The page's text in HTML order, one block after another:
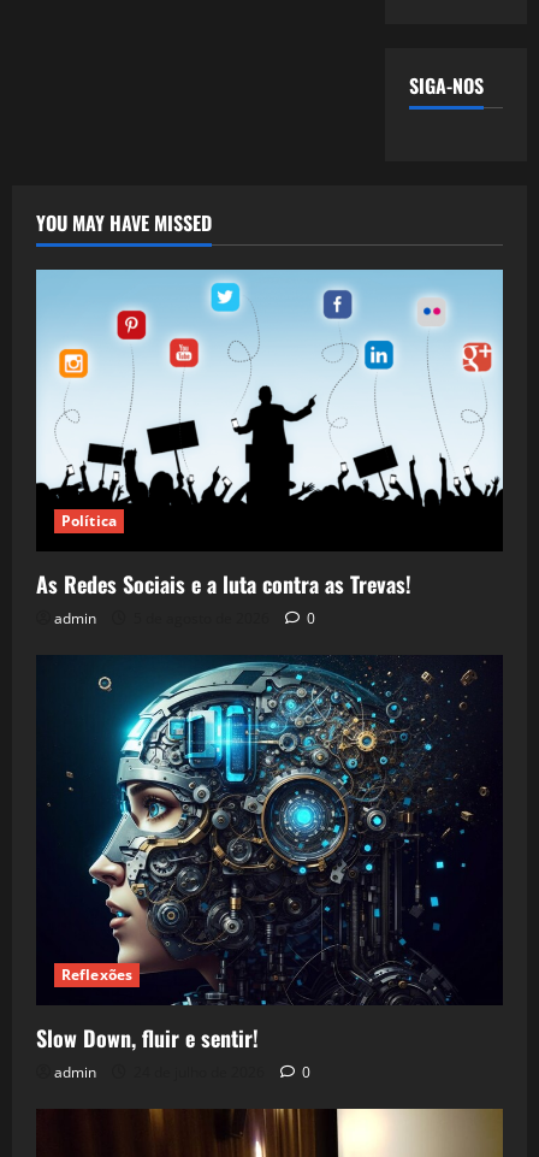
SIGA-NOS
YOU MAY HAVE MISSED
Política
As Redes Sociais e a luta contra as Trevas!
admin 0
Reflexões
Slow Down, fluir e sentir!
admin 0